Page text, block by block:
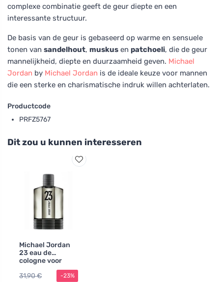
complexe combinatie geeft de geur diepte en een
interessante structuur.
De basis van de geur is gebaseerd op warme en sensuele
tonen van sandelhout, muskus en patchoeli, die de geur
mannelijkheid, diepte en duurzaamheid geven. Michael
Jordan by Michael Jordan is de ideale keuze voor mannen
die een sterke en charismatische indruk willen achterlaten.
Productcode
PRFZ5767
Dit zou u kunnen interesseren
Michael Jordan
23 eau de
cologne voor
31,90 €
-23%